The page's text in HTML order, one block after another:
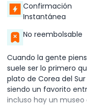
Confirmación
Instantánea
No reembolsable
Cuando la gente
suele ser lo primero
plato de Corea del
siendo un favorito
incluso hay un museo